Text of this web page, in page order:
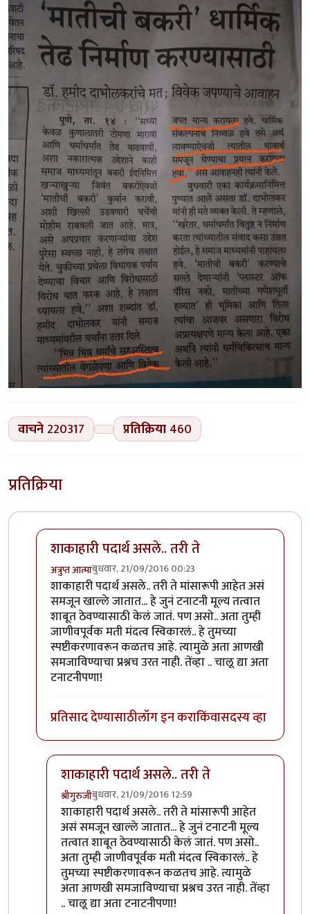
वाचने 220317 प्रतिक्रिया 460
प्रतिक्रिया
शाकाहारी पदार्थ असले.. तरी ते
अत्रुप्त आत्माबुधवार, 21/09/2016 00:23
In reply to>>> कोणत्याच नाही. ते पदार्थbyश्रीगुरुजी
शाकाहारी पदार्थ असले.. तरी ते मांसारूपी आहेत असं
समजून खाल्ले जातात... हे जुनं टनाटनी मूल्य तत्वात
शाबूत ठेवण्यासाठी केलं जातं. पण असो.. अता तुम्ही
जाणीवपूर्वक मती मंदत्व स्विकारलं.. हे तुमच्या
स्पष्टीकरणावरून कळतच आहे. त्यामुळे अता आणखी
समजाविण्याचा प्रश्नच उरत नाही. तेंव्हा .. चालू द्या अता
टनाटनीपणा!
प्रतिसाद देण्यासाठीलॉग इन कराकिंवासदस्य व्हा
शाकाहारी पदार्थ असले.. तरी ते
श्रीगुरुजीबुधवार, 21/09/2016 12:59
In reply toशाकाहारी पदार्थ असले.. तरी तेby
शाकाहारी पदार्थ असले.. तरी ते मांसारूपी आहेत
असं समजून खाल्ले जातात... हे जुनं टनाटनी मूल्य
तत्वात शाबूत ठेवण्यासाठी केलं जातं. पण असो..
अता तुम्ही जाणीवपूर्वक मती मंदत्व स्विकारलं.. हे
तुमच्या स्पष्टीकरणावरून कळतच आहे. त्यामुळे
अता आणखी समजाविण्याचा प्रश्नच उरत नाही. तेंव्हा
.. चालू द्या अता टनाटनीपणा!